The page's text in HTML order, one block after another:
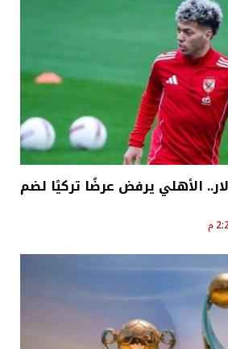
دولار.. الأهلي يرفض عرضًا تركيًا لضم